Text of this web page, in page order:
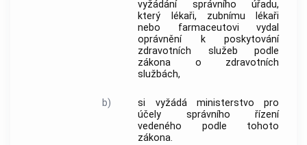
vyžádání správního úřadu,
který lékaři, zubnímu lékaři
nebo farmaceutovi vydal
oprávnění k poskytování
zdravotních služeb podle
zákona o zdravotních
službách,
b)
si vyžádá ministerstvo pro
účely správního řízení
vedeného podle tohoto
zákona.